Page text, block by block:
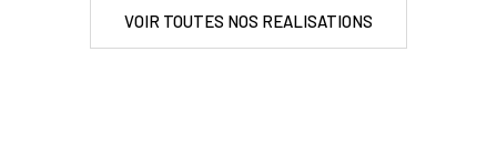
VOIR TOUTES NOS REALISATIONS